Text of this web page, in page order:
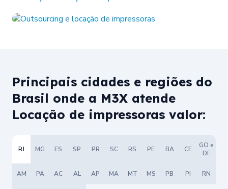
Principais cidades e regiões do
Brasil onde a M3X atende
Locação de impressoras valor:
RJ MG ES SP PR SC RS PE BA CE
GO e
DF
AM PA AC AL AP MA MT MS PB PI RN